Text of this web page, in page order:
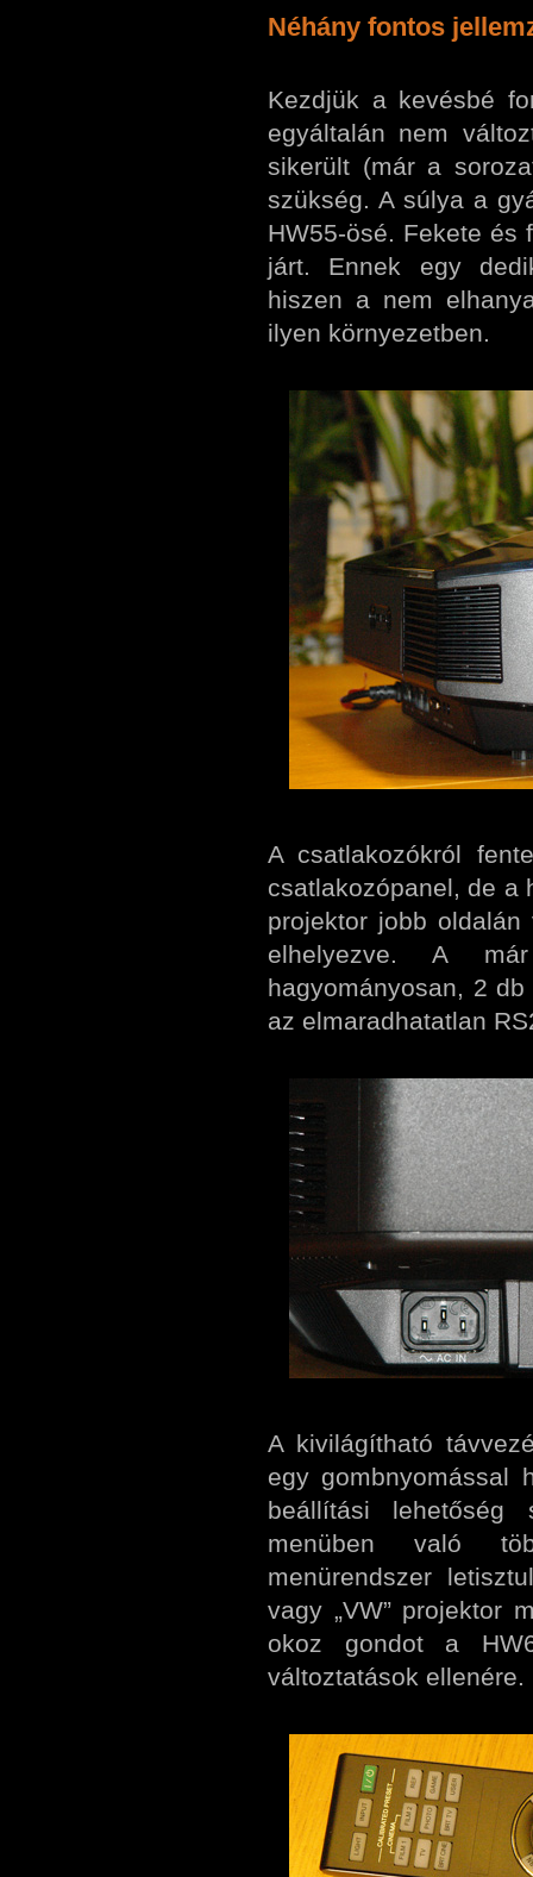
Néhány fontos
Kezdjük a kevésbé
egyáltalán nem
sikerült (már a
szükség. A súlya a
HW55-ösé. Fekete és
járt. Ennek egy
hiszen a nem
ilyen környezetben.
A csatlakozókról
csatlakozópanel, de a
projektor jobb
elhelyezve. A
hagyományosan, 2
az elmaradhatatlan
A kivilágítható
egy gombnyomással
beállítási lehetőség
menüben való
menürendszer
vagy „VW” projektor
okoz gondot a
változtatások ellenére.